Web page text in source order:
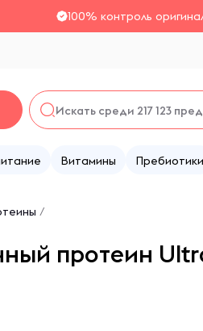
100% контроль
Витамины Пребиотики
/
протеин